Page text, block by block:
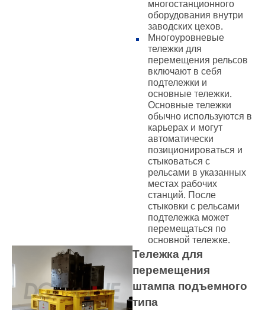
многостанционного
оборудования внутри
заводских цехов.
Многоуровневые
тележки для
перемещения рельсов
включают в себя
подтележки и
основные тележки.
Основные тележки
обычно используются в
карьерах и могут
автоматически
позиционироваться и
стыковаться с
рельсами в указанных
местах рабочих
станций. После
стыковки с рельсами
подтележка может
перемещаться по
основной тележке.
Тележка для
перемещения
штампа подъемного
типа